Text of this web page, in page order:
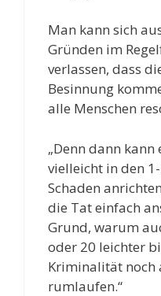
Man kann sich
Gründen im
verlassen, dass
Besinnung
alle Menschen
„Denn dann
vielleicht in den
Schaden
die Tat einfach
Grund, warum
oder 20 leichter
Kriminalität noch
rumlaufen.“